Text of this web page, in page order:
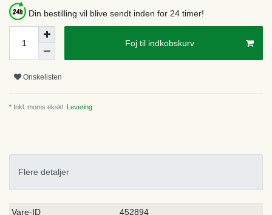
Din bestilling vil blive sendt inden for 24 timer!
Foj til indkobskurv
Onskelisten
* Inkl. moms ekskl. Levering
Flere detaljer
Ceres::Template.singleItemTechnicalDataAttribute
Ceres::Template.singleItemTechnicalDataValue
Vare-ID 452894